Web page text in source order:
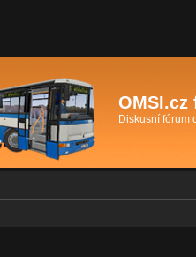
OMSI.cz
Diskusní fórum